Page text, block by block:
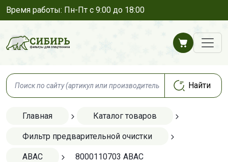
Время работы: Пн-Пт с 9:00 до 18:00
Главная Каталог товаров
Фильтр предварительной очистки
ABAC 8000110703 ABAC